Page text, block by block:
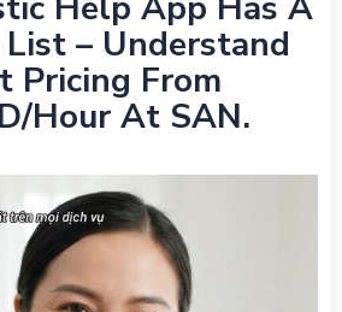
– Understand
Pricing From
hour At SAN.